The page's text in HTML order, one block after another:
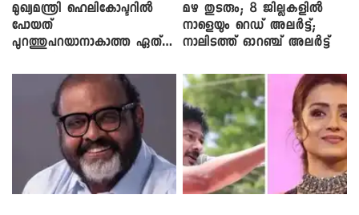
മുഖ്യമന്ത്രി ഹെലികോപ്ടറിൽ
പോയത്
പുറത്തുപറയാനാകാത്ത ഏത്
മഴ തുടരും; 8 ജില്ലകളിൽ
നാളെയും റെഡ് അലർട്ട്;
നാലിടത്ത് ഓറഞ്ച് അലർട്ട്